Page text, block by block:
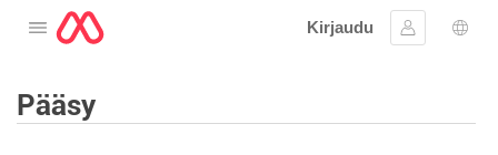
Avaa valikko
Kirjaudu
Kirjaudu
Pääsy